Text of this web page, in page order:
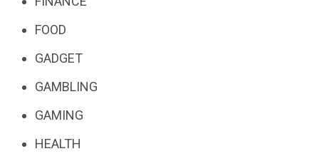
FOOD
GADGET
GAMBLING
GAMING
HEALTH